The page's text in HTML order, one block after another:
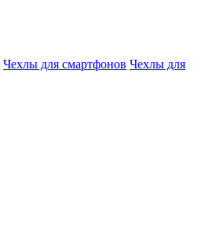
Чехлы для смартфонов Чехлы для